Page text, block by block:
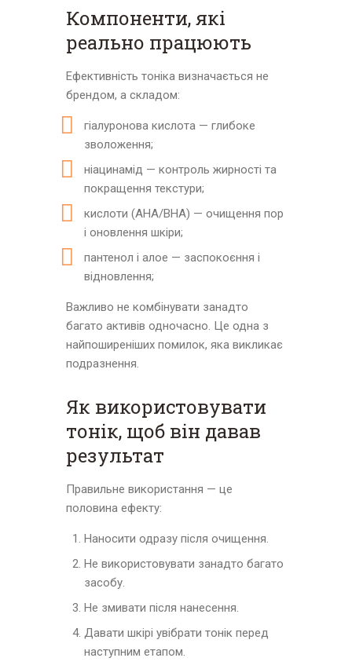
Компоненти, які
реально працюють
Ефективність тоніка визначається не
брендом, а складом:
гіалуронова кислота — глибоке
зволоження;
ніацинамід — контроль жирності та
покращення текстури;
кислоти (AHA/BHA) — очищення пор
і оновлення шкіри;
пантенол і алое — заспокоєння і
відновлення;
Важливо не комбінувати занадто
багато активів одночасно. Це одна з
найпоширеніших помилок, яка викликає
подразнення.
Як використовувати
тонік, щоб він давав
результат
Правильне використання — це
половина ефекту:
Наносити одразу після очищення.
Не використовувати занадто багато
засобу.
Не змивати після нанесення.
Давати шкірі увібрати тонік перед
наступним етапом.